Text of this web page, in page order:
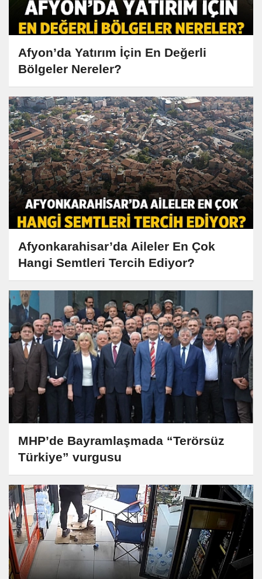
Afyon’da Yatırım İçin En Değerli
Bölgeler Nereler?
Afyonkarahisar’da Aileler En Çok
Hangi Semtleri Tercih Ediyor?
MHP’de Bayramlaşmada “Terörsüz
Türkiye” vurgusu